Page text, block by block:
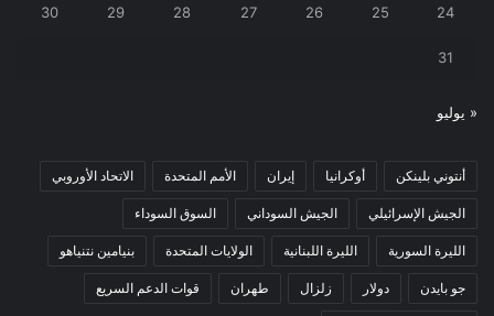
24
25
26
27
28
29
30
31
« يوليو
أنتوني بلينكن أوكرانيا إيران الأمم المتحدة الاتحاد الأوروبي
الجيش الإسرائيلي الجيش السوداني السوق السوداء
الليرة السورية الليرة اللبنانية الولايات المتحدة بنيامين نتنياهو
جو بايدن دولار زلزال طهران قوات الدعم السريع